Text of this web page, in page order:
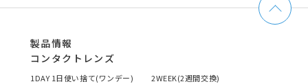
製品情報
コンタクトレンズ
1DAY 1日使い捨て(ワンデー)
2WEEK(2週間交換)